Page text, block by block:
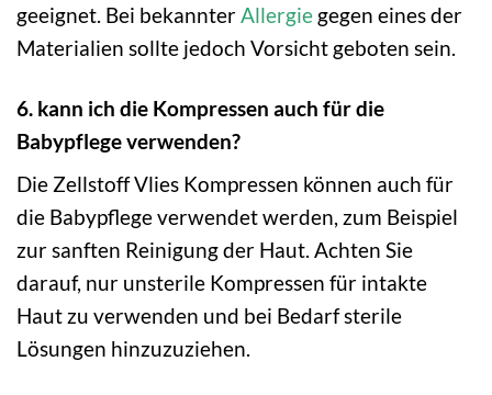
geeignet. Bei bekannterAllergie gegen eines der
Materialien sollte jedoch Vorsicht geboten sein.
6. kann ich die Kompressen auch für die
Babypflege verwenden?
Die Zellstoff Vlies Kompressen können auch für
die Babypflege verwendet werden, zum Beispiel
zur sanften Reinigung der Haut. Achten Sie
darauf, nur unsterile Kompressen für intakte
Haut zu verwenden und bei Bedarf sterile
Lösungen hinzuzuziehen.